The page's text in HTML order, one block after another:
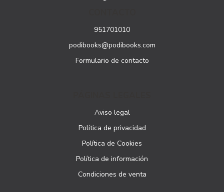
951701010
podibooks@podibooks.com
Formulario de contacto
Aviso legal
Política de privacidad
Política de Cookies
Política de información
Condiciones de venta